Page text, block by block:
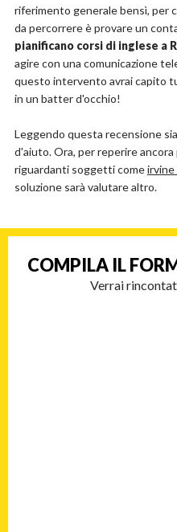
riferimento generale bensì, per
da percorrere è provare un
pianificano corsi di inglese a
agire con una comunicazione
questo intervento avrai capito
in un batter d'occhio!
Leggendo questa recensione
d'aiuto. Ora, per reperire
riguardanti soggetti come
soluzione sarà valutare altro.
COMPILA IL
Verrai